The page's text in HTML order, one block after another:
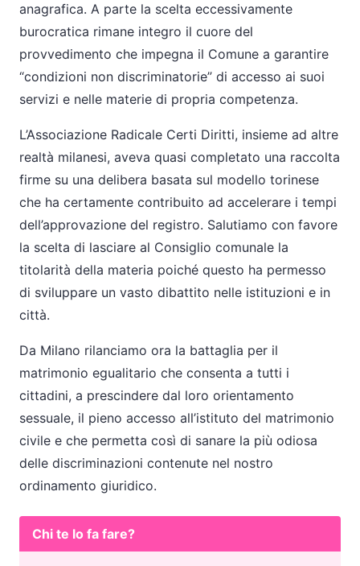
anagrafica. A parte la scelta eccessivamente
burocratica rimane integro il cuore del
provvedimento che impegna il Comune a garantire
“condizioni non discriminatorie” di accesso ai suoi
servizi e nelle materie di propria competenza.
L’Associazione Radicale Certi Diritti, insieme ad altre
realtà milanesi, aveva quasi completato una raccolta
firme su una delibera basata sul modello torinese
che ha certamente contribuito ad accelerare i tempi
dell’approvazione del registro. Salutiamo con favore
la scelta di lasciare al Consiglio comunale la
titolarità della materia poiché questo ha permesso
di sviluppare un vasto dibattito nelle istituzioni e in
città.
Da Milano rilanciamo ora la battaglia per il
matrimonio egualitario che consenta a tutti i
cittadini, a prescindere dal loro orientamento
sessuale, il pieno accesso all’istituto del matrimonio
civile e che permetta così di sanare la più odiosa
delle discriminazioni contenute nel nostro
ordinamento giuridico.
Chi te lo fa fare?